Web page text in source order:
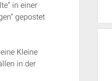
in einer
gepostet
Kleine
in der